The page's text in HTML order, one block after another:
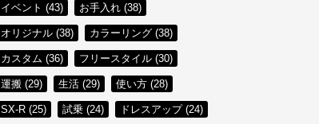
イベント (43) お手入れ (38)
オリジナル (38) カラーリング (38)
カスタム (36) フリースタイル (30)
運搬 (29) 生活 (29) 使い方 (28)
SX-R (25) 試乗 (24) ドレスアップ (24)